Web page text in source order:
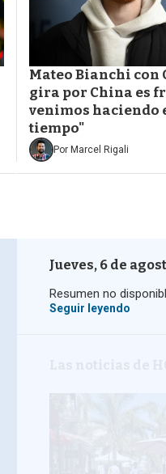
Mateo Bianchi con
gira por China es
venimos haciendo
tiempo"
Por Marcel Rigali
Jueves, 6 de
Resumen no
Seguir leyendo